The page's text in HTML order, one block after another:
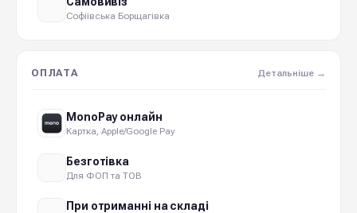
Софіївська Борщагівка
ОПЛАТА Детальніше →
MonoPay онлайн
Картка, Apple/Google Pay
Безготівка
Для ФОП та ТОВ
При отриманні на складі